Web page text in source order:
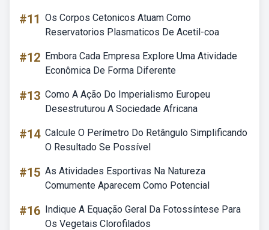
#11 Os Corpos Cetonicos Atuam Como
Reservatorios Plasmaticos De Acetil-coa
#12 Embora Cada Empresa Explore Uma Atividade
Econômica De Forma Diferente
#13 Como A Ação Do Imperialismo Europeu
Desestruturou A Sociedade Africana
#14 Calcule O Perímetro Do Retângulo Simplificando
O Resultado Se Possível
#15 As Atividades Esportivas Na Natureza
Comumente Aparecem Como Potencial
#16 Indique A Equação Geral Da Fotossíntese Para
Os Vegetais Clorofilados